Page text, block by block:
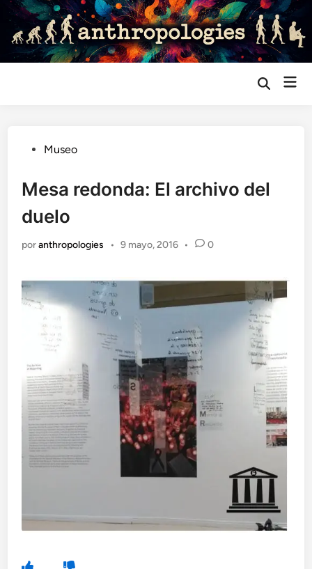
Saltar
contenido
Abrir
Publicado
Museo
Mesa redonda: El archivo del
duelo
poranthropologies • 9 mayo, 2016 • 0